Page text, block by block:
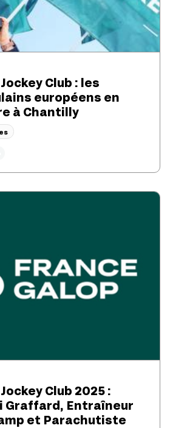
Club : les
européens en
à Chantilly
Club 2025 :
Graffard, Entraîneur
et Parachutiste